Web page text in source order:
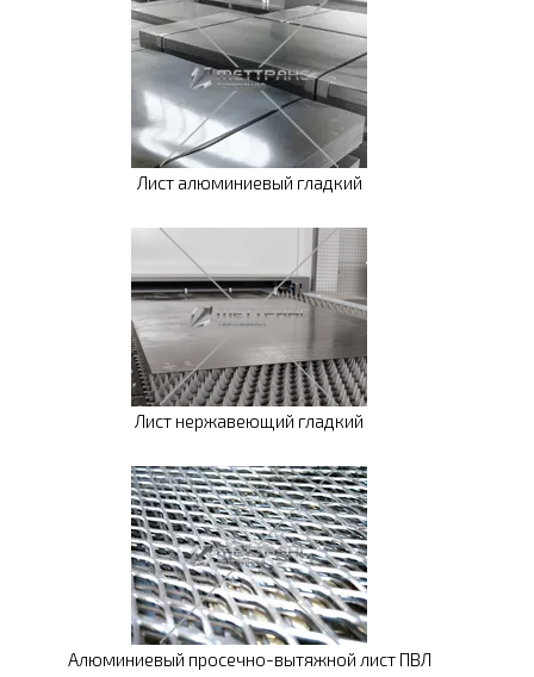
Лист алюминиевый гладкий
Лист нержавеющий гладкий
Алюминиевый просечно-вытяжной лист ПВЛ